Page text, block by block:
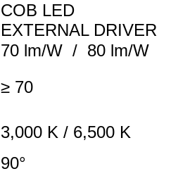
COB LED
EXTERNAL DRIVER
70 lm/W / 80 lm/W
≥ 70
3,000 K / 6,500 K
90°